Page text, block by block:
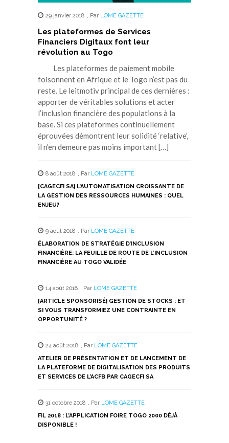
29 janvier 2018 , Par LOME GAZETTE
Les plateformes de Services
Financiers Digitaux font leur
révolution au Togo
Les plateformes de paiement mobile
foisonnent en Afrique et le Togo n’est pas du
reste. Le leitmotiv principal de ces dernières :
apporter de véritables solutions et acter
l’inclusion financière des populations à la
base. Si ces plateformes continuellement
éprouvées démontrent leur solidité ‘relative’,
il n’en demeure pas moins important […]
8 août 2018 , Par LOME GAZETTE
[CAGECFI SA] L’AUTOMATISATION CROISSANTE DE
LA GESTION DES RESSOURCES HUMAINES : QUEL
ENJEU?
9 août 2018 , Par LOME GAZETTE
ÉLABORATION DE STRATÉGIE D’INCLUSION
FINANCIÈRE: LA FEUILLE DE ROUTE DE L’INCLUSION
FINANCIÈRE AU TOGO VALIDÉE
14 août 2018 , Par LOME GAZETTE
[ARTICLE SPONSORISÉ] GESTION DE STOCKS : ET
SI VOUS TRANSFORMIEZ UNE CONTRAINTE EN
OPPORTUNITÉ ?
24 août 2018 , Par LOME GAZETTE
ATELIER DE PRÉSENTATION ET DE LANCEMENT DE
LA PLATEFORME DE DIGITALISATION DES PRODUITS
ET SERVICES DE L’ACFB PAR CAGECFI SA
31 octobre 2018 , Par LOME GAZETTE
FIL 2018 : L’APPLICATION FOIRE TOGO 2000 DÉJÀ
DISPONIBLE !